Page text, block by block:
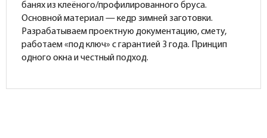
банях из клеёного/профилированного бруса.
Основной материал — кедр зимней заготовки.
Разрабатываем проектную документацию, смету,
работаем «под ключ» с гарантией 3 года. Принцип
одного окна и честный подход.